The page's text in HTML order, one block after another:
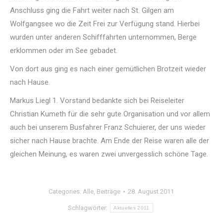
Anschluss ging die Fahrt weiter nach St. Gilgen am
Wolfgangsee wo die Zeit Frei zur Verfügung stand. Hierbei
wurden unter anderen Schifffahrten unternommen, Berge
erklommen oder im See gebadet.
Von dort aus ging es nach einer gemütlichen Brotzeit wieder
nach Hause.
Markus Liegl 1. Vorstand bedankte sich bei Reiseleiter
Christian Kumeth für die sehr gute Organisation und vor allem
auch bei unserem Busfahrer Franz Schuierer, der uns wieder
sicher nach Hause brachte. Am Ende der Reise waren alle der
gleichen Meinung, es waren zwei unvergesslich schöne Tage.
Categories: Alle, Beiträge 28. August 2011
Schlagwörter: Aktuelles 2011